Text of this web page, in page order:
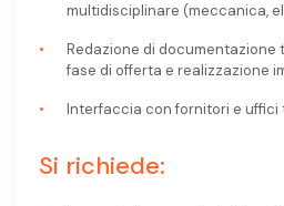
multidisciplinare (meccanica,
Redazione di documentazione
fase di offerta e realizzazione
Interfaccia con fornitori e
Si richiede: